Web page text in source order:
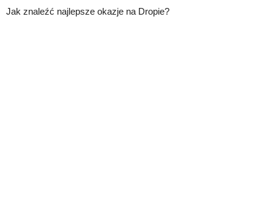
Jak znaleźć najlepsze okazje na Dropie?